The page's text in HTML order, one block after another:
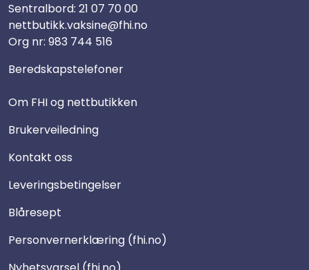
Sentralbord: 21 07 70 00
nettbutikk.vaksine@fhi.no
Org nr: 983 744 516
Beredskapstelefoner
Om FHI og nettbutikken
Brukerveiledning
Kontakt oss
Leveringsbetingelser
Blåresept
Personvernerklæring (fhi.no)